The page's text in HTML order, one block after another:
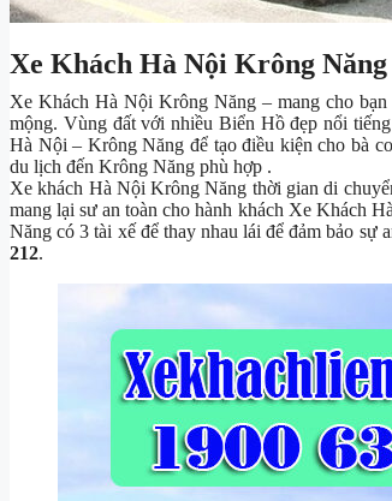
Xe Khách Hà Nội Krông Năng
Xe Khách Hà Nội Krông Năng – mang cho
mộng. Vùng đất với nhiều Biển Hồ đẹp nổi
Hà Nội – Krông Năng để tạo điều kiện cho bà
du lịch đến Krông Năng phù hợp .
Xe khách Hà Nội Krông Năng thời gian di
mang lại sư an toàn cho hành khách Xe Khách
Năng có 3 tài xế để thay nhau lái để đảm bảo sự
212.